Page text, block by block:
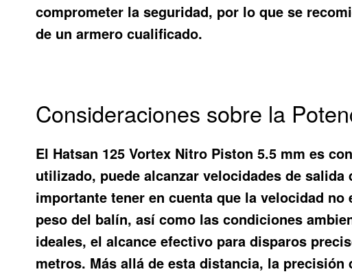
comprometer la seguridad, por lo que se
de un armero cualificado.
Consideraciones sobre la
El Hatsan 125 Vortex Nitro Piston 5.5 mm es
utilizado, puede alcanzar velocidades de
importante tener en cuenta que la velocidad
peso del balín, así como las condiciones
ideales, el alcance efectivo para disparos
metros. Más allá de esta distancia, la